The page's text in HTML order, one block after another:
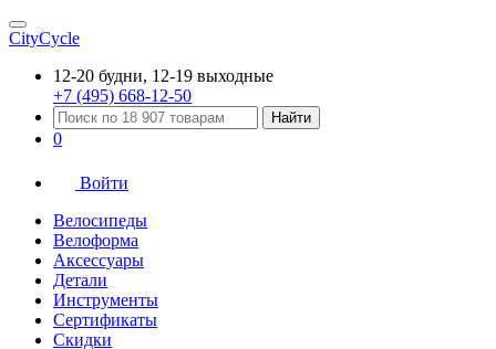
CityCycle
12-20 будни, 12-19 выходные
+7 (495) 668-12-50
Найти
0
Войти
Велосипеды
Велоформа
Аксессуары
Детали
Инструменты
Сертификаты
Скидки